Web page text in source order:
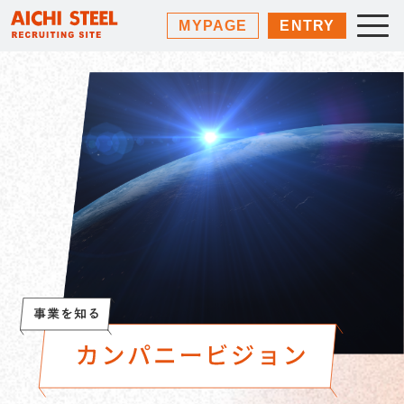
MYPAGE ENTRY